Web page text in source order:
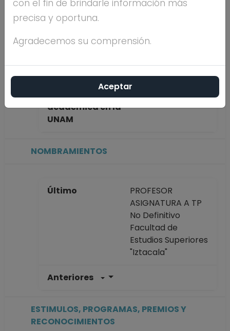
estudios
Antigüedad
académica en la
UNAM
5 años
NOMBRAMIENTOS
Último
PROFESOR
ASIGNATURA A TP
No Definitivo
Facultad de
Estudios Superiores
"Iztacala"
Anteriores
Facultad de
ESTIMULOS, PROGRAMAS, PREMIOS Y
RECONOCIMIENTOS
con el fin de brindarle información más
precisa y oportuna.
Agradecemos su comprensión.
Aceptar